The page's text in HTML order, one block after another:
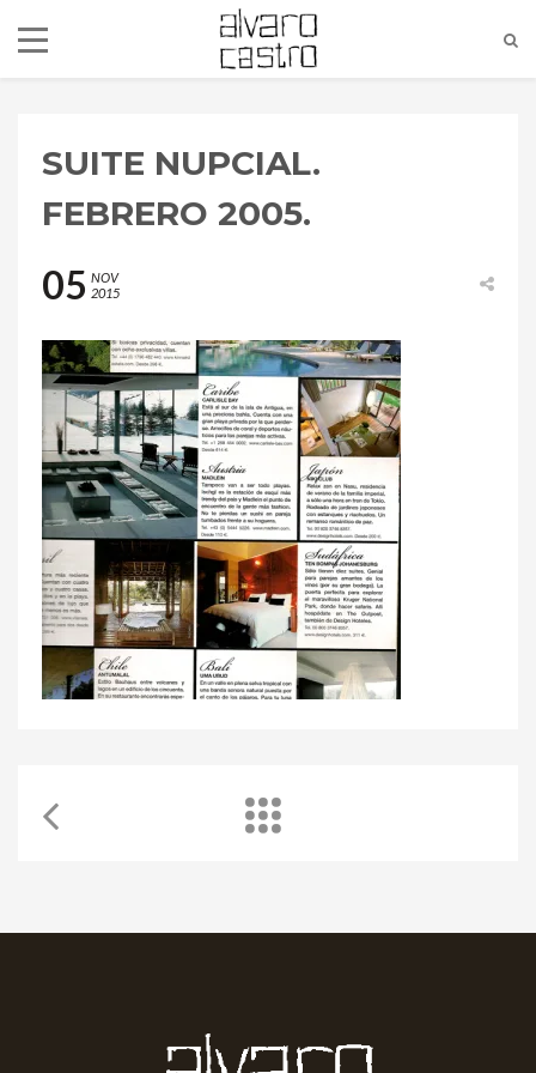
alvaro@alvarocastro.com
SUITE NUPCIAL.
FEBRERO 2005.
05 NOV
2015